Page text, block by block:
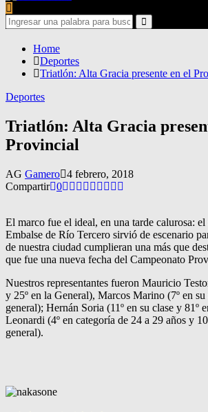
Search
for:
Search
Home
Deportes
Triatlón: Alta Gracia presente en el
Deportes
Triatlón: Alta Gracia
Provincial
AG Gamero 4 febrero, 2018
Compartir 0
El marco fue el ideal, en una tarde calurosa: el
Embalse de Río Tercero sirvió de escenario
de nuestra ciudad cumplieran una más que
que fue una nueva fecha del Campeonato
Nuestros representantes fueron Mauricio
y 25º en la General), Marcos Marino (7º en su
general); Hernán Soria (11º en su clase y 81º
Leonardi (4º en categoría de 24 a 29 años y
general).